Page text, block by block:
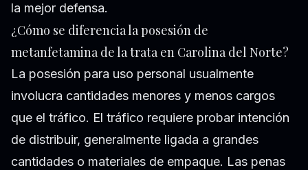
la mejor defensa.
¿Cómo se diferencia la posesión de
metanfetamina de la trata en Carolina del Norte?
La posesión para uso personal usualmente
involucra cantidades menores y menos cargos
que el tráfico. El tráfico requiere probar intención
de distribuir, generalmente ligada a grandes
cantidades o materiales de empaque. Las penas